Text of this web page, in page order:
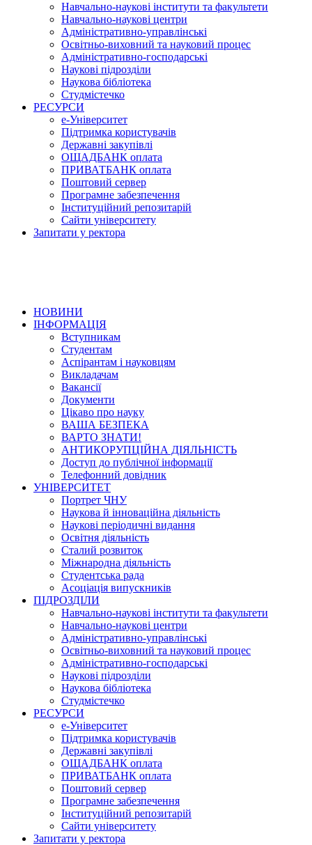
Навчально-наукові інститути та факультети
Навчально-наукові центри
Адміністративно-управлінські
Освітньо-виховний та науковий процес
Адміністративно-господарські
Наукові підрозділи
Наукова бібліотека
Студмістечко
РЕСУРСИ
е-Університет
Підтримка користувачів
Державні закупівлі
ОЩАДБАНК оплата
ПРИВАТБАНК оплата
Поштовий сервер
Програмне забезпечення
Інституційний репозитарій
Сайти університету
Запитати у ректора
НОВИНИ
ІНФОРМАЦІЯ
Вступникам
Студентам
Аспірантам і науковцям
Викладачам
Вакансії
Документи
Цікаво про науку
ВАША БЕЗПЕКА
ВАРТО ЗНАТИ!
АНТИКОРУПЦІЙНА ДІЯЛЬНІСТЬ
Доступ до публічної інформації
Телефонний довідник
УНІВЕРСИТЕТ
Портрет ЧНУ
Наукова й інноваційна діяльність
Наукові періодичні видання
Освітня діяльність
Сталий розвиток
Міжнародна діяльність
Студентська рада
Асоціація випускників
ПІДРОЗДІЛИ
Навчально-наукові інститути та факультети
Навчально-наукові центри
Адміністративно-управлінські
Освітньо-виховний та науковий процес
Адміністративно-господарські
Наукові підрозділи
Наукова бібліотека
Студмістечко
РЕСУРСИ
е-Університет
Підтримка користувачів
Державні закупівлі
ОЩАДБАНК оплата
ПРИВАТБАНК оплата
Поштовий сервер
Програмне забезпечення
Інституційний репозитарій
Сайти університету
Запитати у ректора